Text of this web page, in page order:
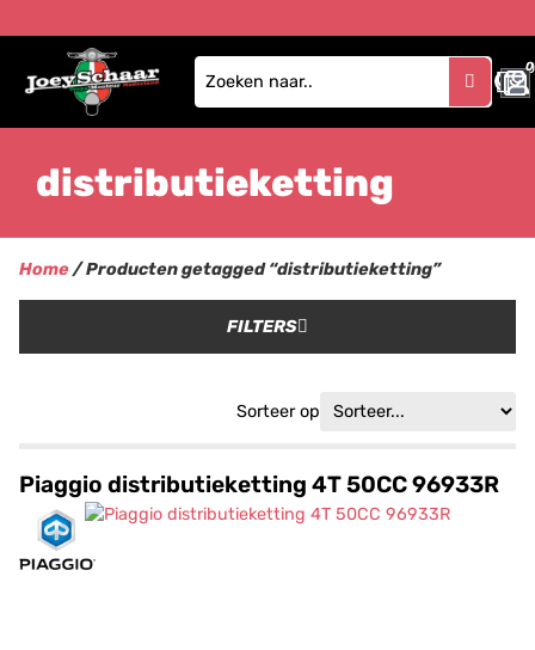
0
0
distributieketting
Home/ Producten getagged “distributieketting”
FILTERS
Sorteer op
Piaggio distributieketting 4T 50CC 96933R